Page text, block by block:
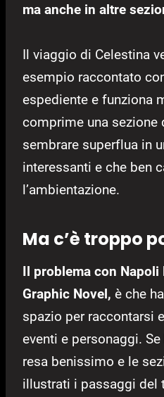
ma anche in altre
Il viaggio di Celestina
esempio raccontato
espediente e funziona
comprime una sezione
sembrare superflua in
interessanti e che ben
l’ambientazione.
Ma c’è troppo
Il problema con Napoli
Graphic Novel, è che
spazio per raccontarsi
eventi e personaggi.
resa benissimo e le
illustrati i passaggi del